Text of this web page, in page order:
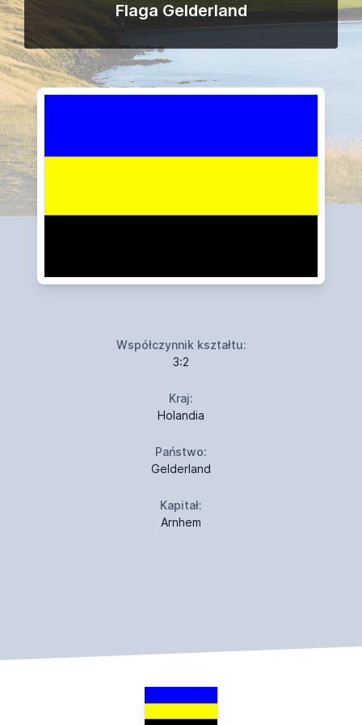
Flaga Gelderland
Współczynnik kształtu:
3:2
Kraj:
Holandia
Państwo:
Gelderland
Kapitał:
Arnhem